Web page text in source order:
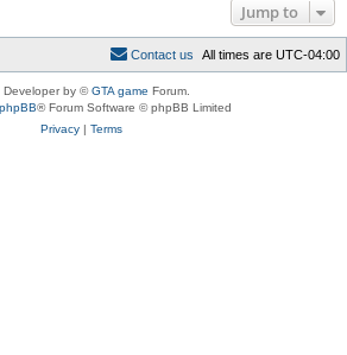
Jump to
All times are UTC-04:00
Contact us
Developer by ©GTA game Forum.
phpBB® Forum Software © phpBB Limited
Privacy| Terms